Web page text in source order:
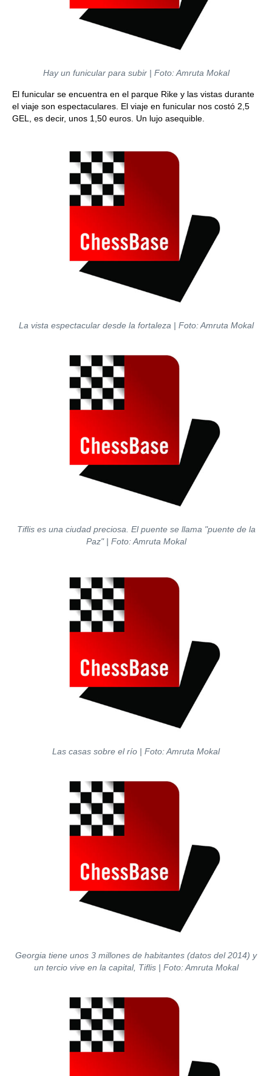
Hay un funicular para subir | Foto: Amruta Mokal
El funicular se encuentra en el parque Rike y las vistas durante
el viaje son espectaculares. El viaje en funicular nos costó 2,5
GEL, es decir, unos 1,50 euros. Un lujo asequible.
La vista espectacular desde la fortaleza | Foto: Amruta Mokal
Tiflis es una ciudad preciosa. El puente se llama "puente de la
Paz" | Foto: Amruta Mokal
Las casas sobre el río | Foto: Amruta Mokal
Georgia tiene unos 3 millones de habitantes (datos del 2014) y
un tercio vive en la capital, Tiflis | Foto: Amruta Mokal